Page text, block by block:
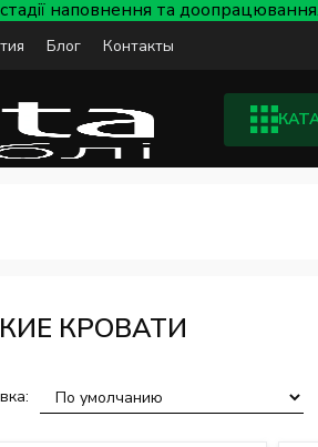
наповнення та
Блог Контакты
КРОВАТИ